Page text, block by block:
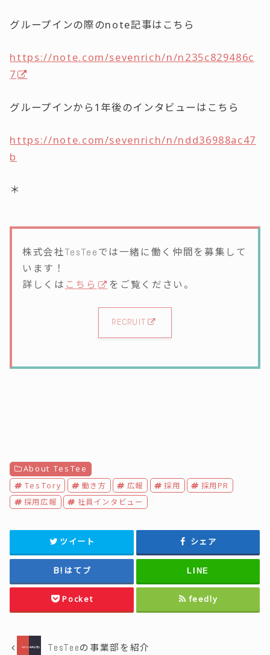
グループインの際のnote記事はこちら
https://note.com/sevenrich/n/n235c829486c
7
グループインから1年後のインタビューはこちら
https://note.com/sevenrich/n/ndd36988ac47
b
＊
株式会社TesTeeでは一緒に働く仲間を募集して
います！
詳しくは こちら をご覧ください。
RECRUIT
About TesTee
TesTory
働き方 広報 採用
採用PR
採用広報
社員インタビュー
ツイート シェア
はてブ LINE
Pocket feedly
TesTeeの事業部を紹介